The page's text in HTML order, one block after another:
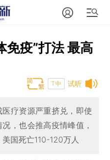
免疫”打法 最高
试听
T中
疗资源严重挤兑，即使
，也会推高疫情峰值，
国死亡110-120万人